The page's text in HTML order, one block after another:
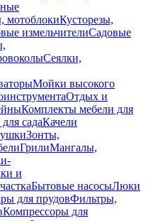
мотоблокиКусторезы,
измельчителиСадовые
Сеялки,
Мойки высокого
Отдых и
Комплекты мебели для
садаКачели
Зонты,
ГрилиМангалы,
и
Бытовые насосыЛюки
для прудовФильтры,
Компрессоры для